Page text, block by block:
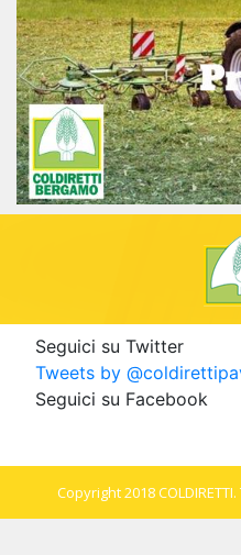
Seguici su Twitter
Tweets by
Seguici su Facebook
Copyright 2018